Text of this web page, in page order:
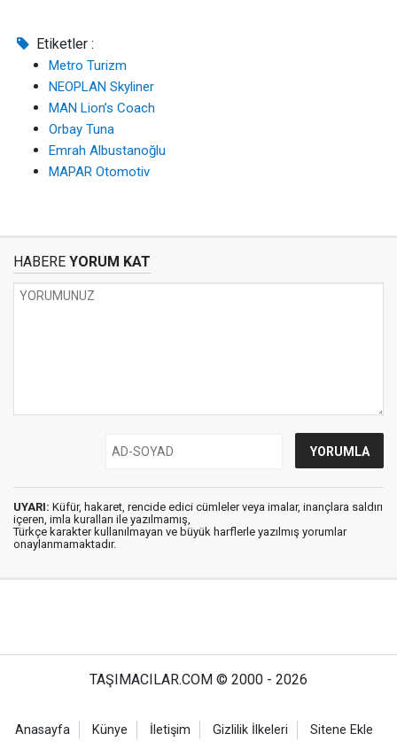
Etiketler :
Metro Turizm
NEOPLAN Skyliner
MAN Lion’s Coach
Orbay Tuna
Emrah Albustanoğlu
MAPAR Otomotiv
HABERE YORUM KAT
UYARI: Küfür, hakaret, rencide edici cümleler veya imalar, inançlara saldırı
içeren, imla kuralları ile yazılmamış,
Türkçe karakter kullanılmayan ve büyük harflerle yazılmış yorumlar
onaylanmamaktadır.
TAŞIMACILAR.COM © 2000 - 2026
Anasayfa Künye İletişim Gizlilik İlkeleri Sitene Ekle